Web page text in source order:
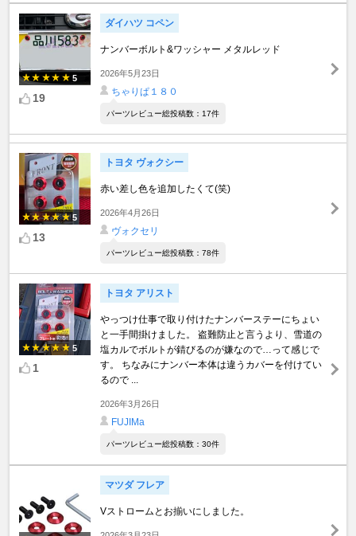
5
19
ダイハツ コペン
ナンバーボルト&ワッシャー メタルレッド
2026年5月23日
ちゃりぱ１８０
パーツレビュー総投稿数：17件
5
13
トヨタ ヴォクシー
赤い差し色を追加したくて(笑)
2026年4月26日
ヴォクセリ
パーツレビュー総投稿数：78件
5
1
トヨタ アリスト
やっつけ仕事で取り付けたナンバーステーにちょい
と一手間掛けました。 盗難防止と言うより、雪道の
塩カルでボルトが錆びるのが嫌なので…って感じで
す。 ちなみにナンバー本体は違うカバーを付けてい
るので ...
2026年3月26日
FUJIMa
パーツレビュー総投稿数：30件
マツダ フレア
Vストロームとお揃いにしました。